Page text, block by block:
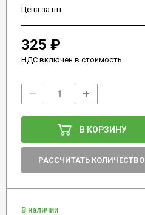
Цена за шт
325 ₽
НДС включен в стоимость
В КОРЗИНУ
РАССЧИТАТЬ КОЛИЧЕСТВО
В наличии